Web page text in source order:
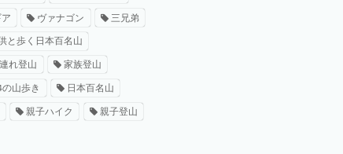
ヴァナゴン 三兄弟
と歩く日本百名山
れ登山 家族登山
の山歩き 日本百名山
親子ハイク 親子登山